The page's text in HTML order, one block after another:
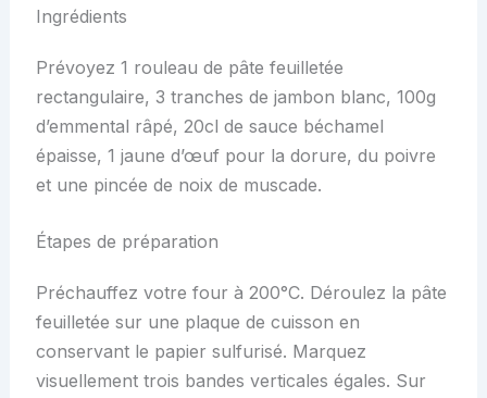
Ingrédients
Prévoyez 1 rouleau de pâte feuilletée
rectangulaire, 3 tranches de jambon blanc, 100g
d’emmental râpé, 20cl de sauce béchamel
épaisse, 1 jaune d’œuf pour la dorure, du poivre
et une pincée de noix de muscade.
Étapes de préparation
Préchauffez votre four à 200°C. Déroulez la pâte
feuilletée sur une plaque de cuisson en
conservant le papier sulfurisé. Marquez
visuellement trois bandes verticales égales. Sur